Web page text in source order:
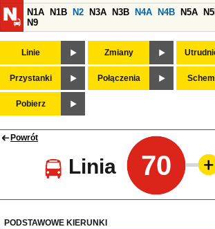
N1A
N1B N2 N3A N3B N4A N4B N5A
N9
Linie Zmiany
Przystanki Połączenia
Pobierz
Powrót
Linia 70
PODSTAWOWE KIERUNKI